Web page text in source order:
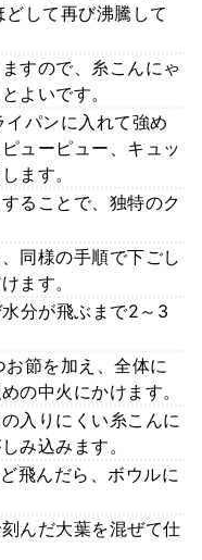
して再び沸騰して
すので、糸こんにゃ
よいです。
イパンに入れて強め
ューピュー、キュッ
ます。
ることで、独特のク
同様の手順で下ごし
ます。
水分が飛ぶまで2～3
お節を加え、全体に
の中火にかけます。
入りにくい糸こんに
み込みます。
飛んだら、ボウルに
んだ大葉を混ぜて仕